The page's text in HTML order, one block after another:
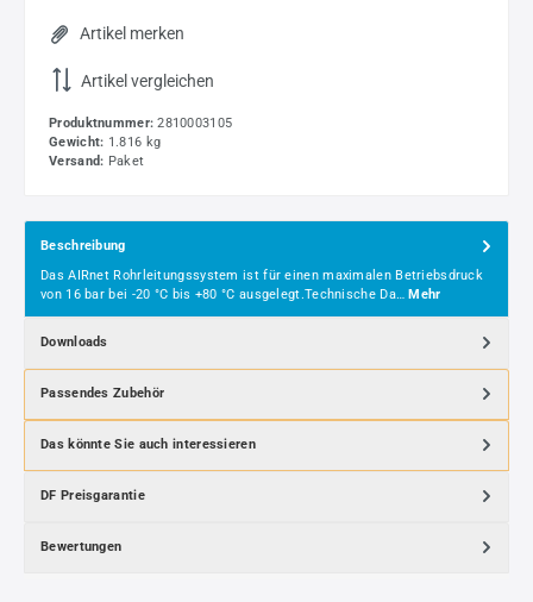
Artikel merken
Artikel vergleichen
Produktnummer: 2810003105
Gewicht: 1.816 kg
Versand: Paket
Beschreibung
Das AIRnet Rohrleitungssystem ist für einen maximalen Betriebsdruck
von 16 bar bei -20 °C bis +80 °C ausgelegt.Technische Da…Mehr
Downloads
Passendes Zubehör
Das könnte Sie auch interessieren
DF Preisgarantie
Bewertungen